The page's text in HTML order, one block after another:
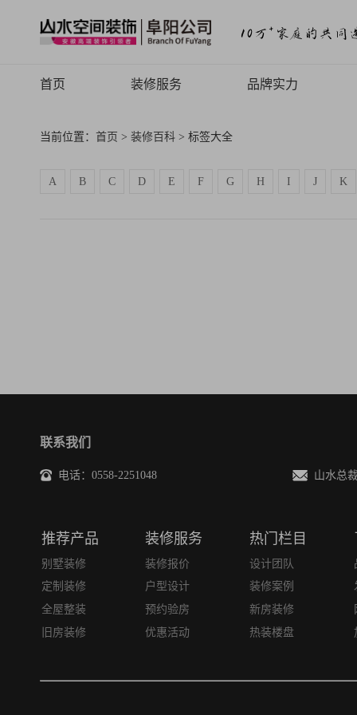
首页 装修服务 品牌实力
当前位置： 首页 > 装修百科 > 标签大全
A B C D E F G H I J K
联系我们
电话：0558-2251048 山水总裁
推荐产品 装修服务 热门栏目
别墅装修 装修报价 设计团队
定制装修
户型设计 装修案例
全屋整装
预约验房 新房装修
旧房装修
优惠活动 热装楼盘